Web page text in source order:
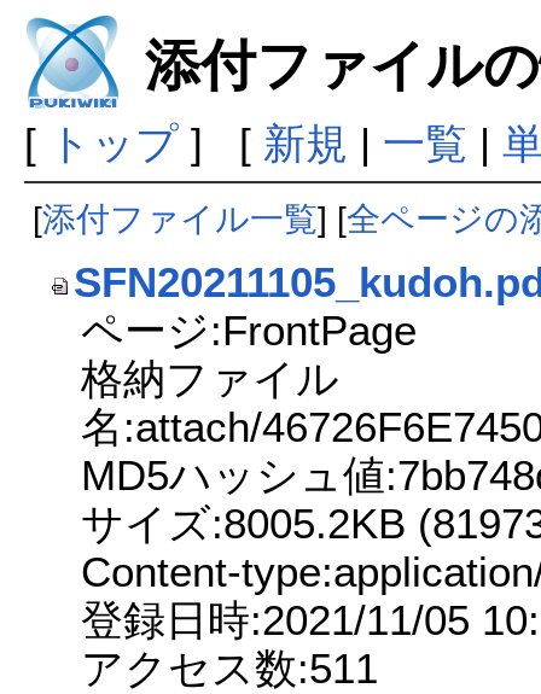
添付ファイル
[ トップ] [ 新規 | 一覧 |
[添付ファイル一覧] [全ページの
ページ:FrontPage
格納ファイル
名:attach/
MD5ハッシュ値
サイズ:8005.2KB
Content-
登録日時:2021/11/05
アクセス数:511